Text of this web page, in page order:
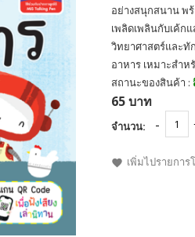
อย่างสนุกสนาน พ
เพลิดเพลินกับเค้ก
วิทยาศาสตร์และทั
อาหาร เหมาะสำห
สถานะของสินค้า :
65 บาท
จำนวน:
เพิ่มไปรายการ